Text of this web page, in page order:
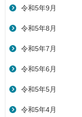
令和5年9月
令和5年8月
令和5年7月
令和5年6月
令和5年5月
令和5年4月